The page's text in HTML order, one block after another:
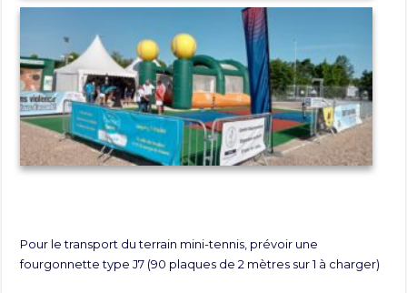
Pour le transport du terrain mini-tennis, prévoir une
fourgonnette type J7 (90 plaques de 2 mètres sur 1 à charger)